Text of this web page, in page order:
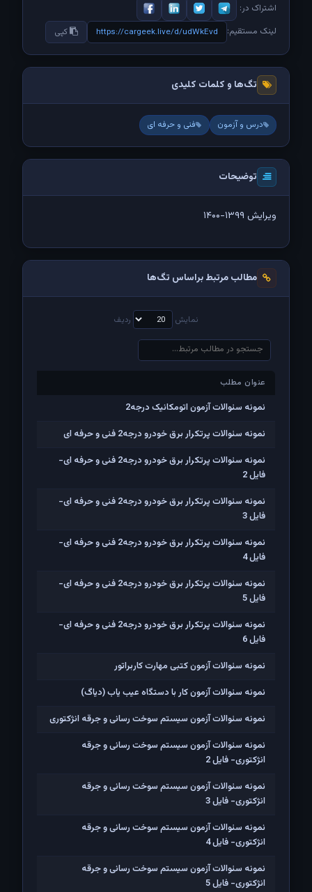
اشتراک در:
لینک مستقیم: https://cargeek.live/d/udWkEvd کپی
تگ‌ها و کلمات کلیدی
درس و آزمون فنی و حرفه ای
توضیحات
ویرایش ۱۳۹۹-۱۴۰۰
مطالب مرتبط براساس تگ‌ها
نمایش ردیف
عنوان مطلب
عنوان مطلب
نمونه سئوالات آزمون اتومکانیک درجه2
نمونه سئوالات پرتکرار برق خودرو درجه2 فنی و حرفه ای
نمونه سئوالات پرتکرار برق خودرو درجه2 فنی و حرفه ای-
فایل 2
نمونه سئوالات پرتکرار برق خودرو درجه2 فنی و حرفه ای-
فایل 3
نمونه سئوالات پرتکرار برق خودرو درجه2 فنی و حرفه ای-
فایل 4
نمونه سئوالات پرتکرار برق خودرو درجه2 فنی و حرفه ای-
فایل 5
نمونه سئوالات پرتکرار برق خودرو درجه2 فنی و حرفه ای-
فایل 6
نمونه سئوالات آزمون کتبی مهارت کاربراتور
نمونه سئوالات آزمون کار با دستگاه عیب یاب (دیاگ)
نمونه سئوالات آزمون سیستم سوخت رسانی و جرقه انژکتوری
نمونه سئوالات آزمون سیستم سوخت رسانی و جرقه
انژکتوری- فایل 2
نمونه سئوالات آزمون سیستم سوخت رسانی و جرقه
انژکتوری- فایل 3
نمونه سئوالات آزمون سیستم سوخت رسانی و جرقه
انژکتوری- فایل 4
نمونه سئوالات آزمون سیستم سوخت رسانی و جرقه
انژکتوری- فایل 5